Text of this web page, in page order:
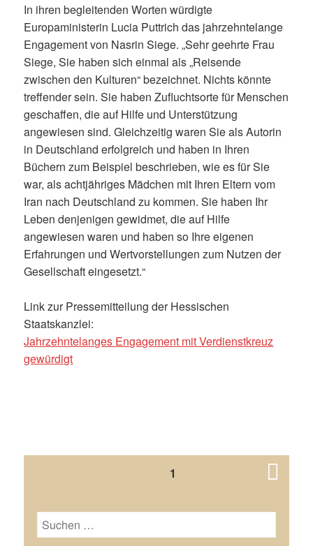
In ihren begleitenden Worten würdigte
Europaministerin Lucia Puttrich das jahrzehntelange
Engagement von Nasrin Siege. „Sehr geehrte Frau
Siege, Sie haben sich einmal als „Reisende
zwischen den Kulturen“ bezeichnet. Nichts könnte
treffender sein. Sie haben Zufluchtsorte für Menschen
geschaffen, die auf Hilfe und Unterstützung
angewiesen sind. Gleichzeitig waren Sie als Autorin
in Deutschland erfolgreich und haben in Ihren
Büchern zum Beispiel beschrieben, wie es für Sie
war, als achtjähriges Mädchen mit Ihren Eltern vom
Iran nach Deutschland zu kommen. Sie haben Ihr
Leben denjenigen gewidmet, die auf Hilfe
angewiesen waren und haben so Ihre eigenen
Erfahrungen und Wertvorstellungen zum Nutzen der
Gesellschaft eingesetzt.“
Link zur Pressemitteilung der Hessischen
Staatskanzlei:
Jahrzehntelanges Engagement mit Verdienstkreuz
gewürdigt
1
Next
Suchen
nach: